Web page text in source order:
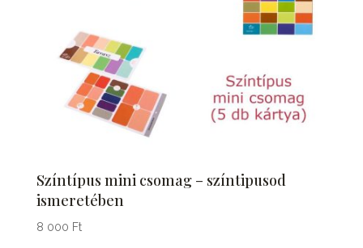
Színtípus mini csomag – színtipusod
ismeretében
8 000 Ft